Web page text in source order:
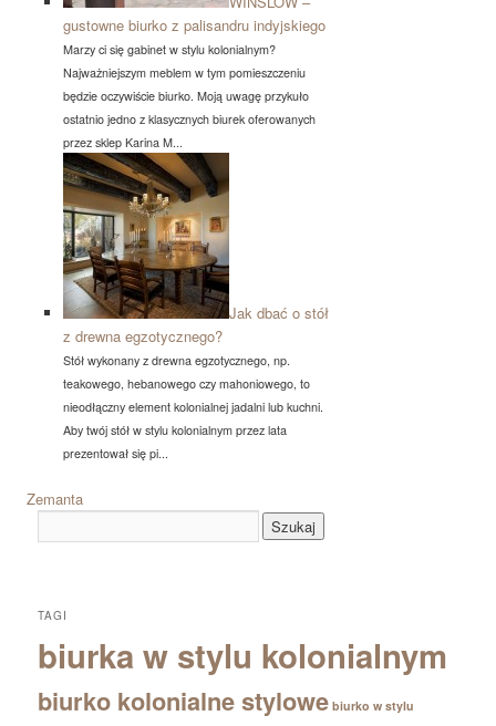
gustowne biurko z palisandru indyjskiego
Marzy ci się gabinet w stylu kolonialnym?
Najważniejszym meblem w tym pomieszczeniu
będzie oczywiście biurko. Moją uwagę przykuło
ostatnio jedno z klasycznych biurek oferowanych
przez sklep Karina M...
Jak dbać o stół
z drewna egzotycznego?
Stół wykonany z drewna egzotycznego, np.
teakowego, hebanowego czy mahoniowego, to
nieodłączny element kolonialnej jadalni lub kuchni.
Aby twój stół w stylu kolonialnym przez lata
prezentował się pi...
Zemanta
TAGI
biurka w stylu kolonialnym
biurko kolonialne stylowe biurko w stylu